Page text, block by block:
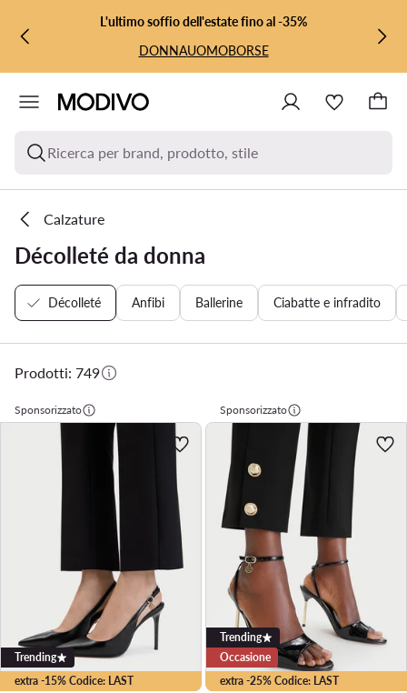
VAI AL CONTENUTO PRINCIPALE
VAI ALLA RICERCAL'ultimo soffio dell'estate fino al -35%
DONNAUOMOBORSE
Ricerca per brand, prodotto, stile
Calzature
Décolleté da donna
Décolleté Anfibi Ballerine Ciabatte e infradito
Prodotti: 749
Sponsorizzato
extra -15% Codice: LAST
Trending
Sponsorizzato
extra -25% Codice: LAST
Trending
Occasione